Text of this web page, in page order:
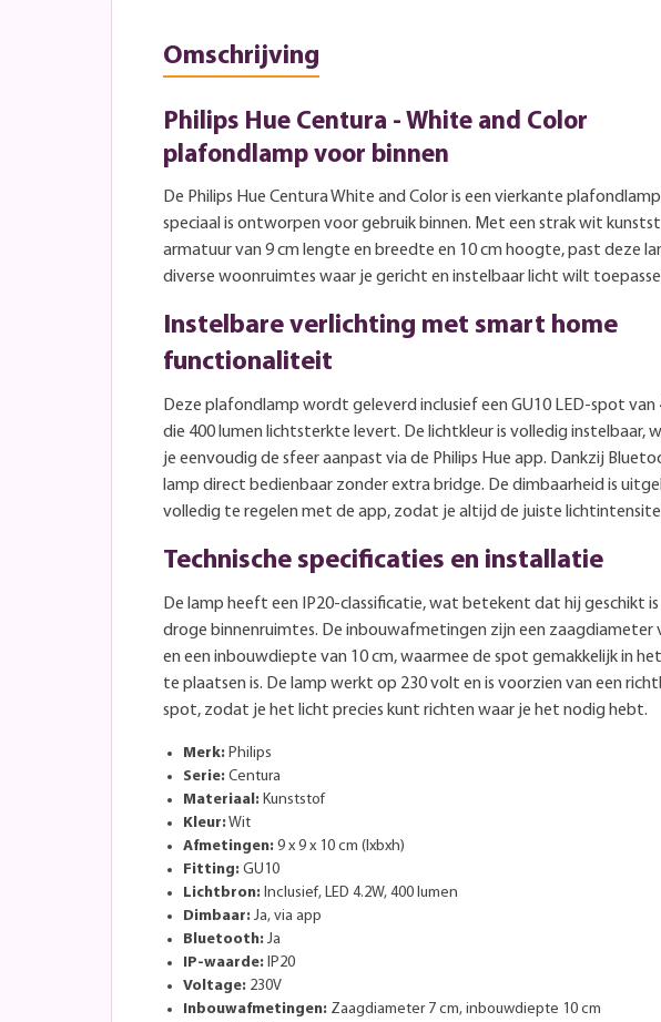
Omschrijving
Philips Hue Centura - White and Color
plafondlamp voor binnen
De Philips Hue Centura White and Color is een vierkante
speciaal is ontworpen voor gebruik binnen. Met een strak wit
armatuur van 9 cm lengte en breedte en 10 cm hoogte, past deze
diverse woonruimtes waar je gericht en instelbaar licht wilt
Instelbare verlichting met smart home
functionaliteit
Deze plafondlamp wordt geleverd inclusief een GU10 LED-spot
die 400 lumen lichtsterkte levert. De lichtkleur is volledig instelbaar,
je eenvoudig de sfeer aanpast via de Philips Hue app. Dankzij
lamp direct bedienbaar zonder extra bridge. De dimbaarheid is
volledig te regelen met de app, zodat je altijd de juiste
Technische specificaties en installatie
De lamp heeft een IP20-classificatie, wat betekent dat hij geschikt
droge binnenruimtes. De inbouwafmetingen zijn een zaagdiameter
en een inbouwdiepte van 10 cm, waarmee de spot gemakkelijk in
te plaatsen is. De lamp werkt op 230 volt en is voorzien van een
spot, zodat je het licht precies kunt richten waar je het nodig hebt.
Merk: Philips
Serie: Centura
Materiaal: Kunststof
Kleur:Wit
Afmetingen: 9 x 9 x 10 cm (lxbxh)
Fitting: GU10
Lichtbron: Inclusief, LED 4.2W, 400 lumen
Dimbaar: Ja, via app
Bluetooth: Ja
IP-waarde: IP20
Voltage: 230V
Inbouwafmetingen: Zaagdiameter 7 cm, inbouwdiepte 10 cm